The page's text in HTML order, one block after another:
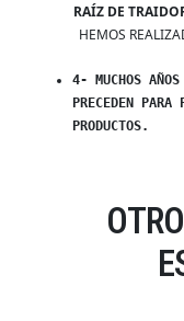
RAÍZ DE
HEMOS
4- MUCHOS
PRECEDEN PARA
PRODUCTOS.